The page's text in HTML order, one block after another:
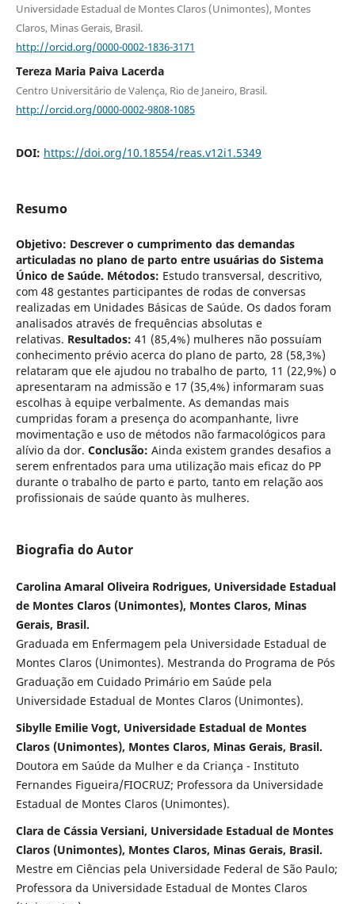
Universidade Estadual de Montes Claros (Unimontes), Montes
Claros, Minas Gerais, Brasil.
http://orcid.org/0000-0002-1836-3171
Tereza Maria Paiva Lacerda
Centro Universitário de Valença, Rio de Janeiro, Brasil.
http://orcid.org/0000-0002-9808-1085
DOI: https://doi.org/10.18554/reas.v12i1.5349
Resumo
Objetivo: Descrever o cumprimento das demandas
articuladas no plano de parto entre usuárias do Sistema
Único de Saúde. Métodos: Estudo transversal, descritivo,
com 48 gestantes participantes de rodas de conversas
realizadas em Unidades Básicas de Saúde. Os dados foram
analisados através de frequências absolutas e
relativas. Resultados: 41 (85,4%) mulheres não possuíam
conhecimento prévio acerca do plano de parto, 28 (58,3%)
relataram que ele ajudou no trabalho de parto, 11 (22,9%) o
apresentaram na admissão e 17 (35,4%) informaram suas
escolhas à equipe verbalmente. As demandas mais
cumpridas foram a presença do acompanhante, livre
movimentação e uso de métodos não farmacológicos para
alívio da dor. Conclusão: Ainda existem grandes desafios a
serem enfrentados para uma utilização mais eficaz do PP
durante o trabalho de parto e parto, tanto em relação aos
profissionais de saúde quanto às mulheres.
Biografia do Autor
Carolina Amaral Oliveira Rodrigues, Universidade Estadual
de Montes Claros (Unimontes), Montes Claros, Minas
Gerais, Brasil.
Graduada em Enfermagem pela Universidade Estadual de
Montes Claros (Unimontes). Mestranda do Programa de Pós
Graduação em Cuidado Primário em Saúde pela
Universidade Estadual de Montes Claros (Unimontes).
Sibylle Emilie Vogt, Universidade Estadual de Montes
Claros (Unimontes), Montes Claros, Minas Gerais, Brasil.
Doutora em Saúde da Mulher e da Criança - Instituto
Fernandes Figueira/FIOCRUZ; Professora da Universidade
Estadual de Montes Claros (Unimontes).
Clara de Cássia Versiani, Universidade Estadual de Montes
Claros (Unimontes), Montes Claros, Minas Gerais, Brasil.
Mestre em Ciências pela Universidade Federal de São Paulo;
Professora da Universidade Estadual de Montes Claros